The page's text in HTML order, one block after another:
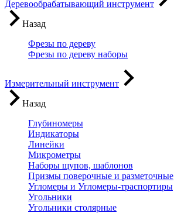
Деревообрабатывающий инструмент
Назад
Фрезы по дереву
Фрезы по дереву наборы
Измерительный инструмент
Назад
Глубиномеры
Индикаторы
Линейки
Микрометры
Наборы щупов, шаблонов
Призмы поверочные и разметочные
Угломеры и Угломеры-траспортиры
Угольники
Угольники столярные